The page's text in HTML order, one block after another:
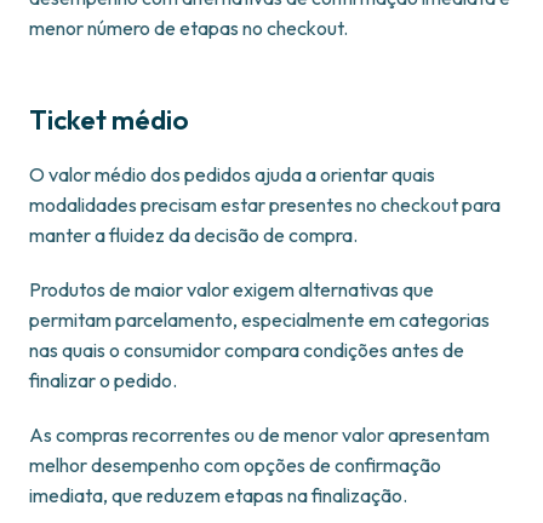
menor número de etapas no checkout.
Ticket médio
O valor médio dos pedidos ajuda a orientar quais
modalidades precisam estar presentes no checkout para
manter a fluidez da decisão de compra.
Produtos de maior valor exigem alternativas que
permitam parcelamento, especialmente em categorias
nas quais o consumidor compara condições antes de
finalizar o pedido.
As compras recorrentes ou de menor valor apresentam
melhor desempenho com opções de confirmação
imediata, que reduzem etapas na finalização.